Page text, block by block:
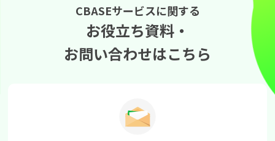
CBASEサービスに関する
お役立ち資料・
お問い合わせはこちら